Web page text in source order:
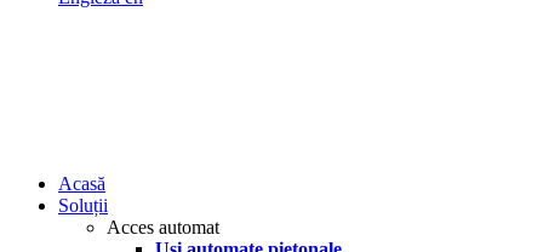
Acasă
Soluții
Acces automat